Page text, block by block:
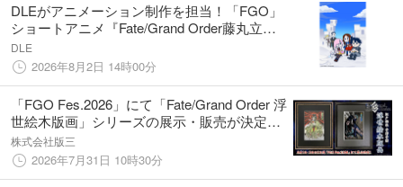
DLEがアニメーション制作を担当！「FGO」
ショートアニメ『Fate/Grand Order藤丸立香
はわからない』Season4が配信決定！
DLE
2026年8月2日 14時00分
「FGO Fes.2026」にて「Fate/Grand Order 浮
世絵木版画」シリーズの展示・販売が決定！
最新作「蘆屋道満」に加え、好評発売中の
「オベロン・ヴォーティガーン」を間近で見
られる機会
株式会社版三
2026年7月31日 10時30分